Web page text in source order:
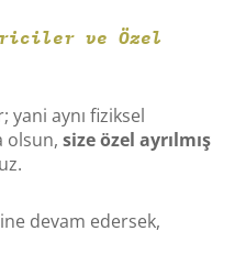
ve Özel
yani aynı fiziksel
olsun,size özel ayrılmış
devam edersek,